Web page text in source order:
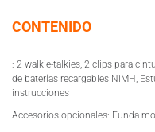
CONTENIDO
: 2 walkie-talkies, 2 clips para
de baterías recargables NiMH,
instrucciones
Accesorios opcionales: Funda